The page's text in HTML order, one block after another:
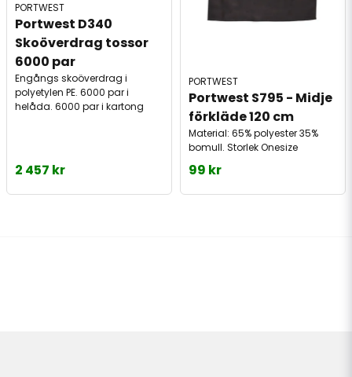
PORTWEST
Portwest D340
Skoöverdrag tossor
6000 par
Engångs skoöverdrag i
polyetylen PE. 6000 par i
helåda. 6000 par i kartong
2 457 kr
PORTWEST
Portwest S795 - Midje
förkläde 120 cm
Material: 65% polyester 35%
bomull. Storlek Onesize
99 kr